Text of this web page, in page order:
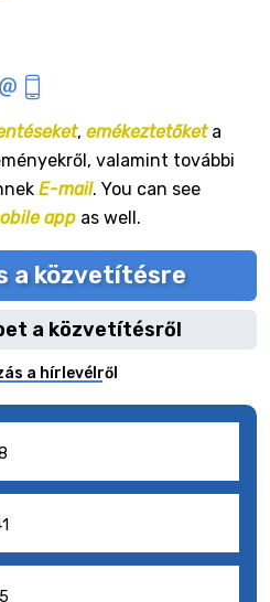
, emékeztetőketa
valamint további
E-mail. You can see
app as well.
a közvetítésre
a közvetítésről
a hírlevélről